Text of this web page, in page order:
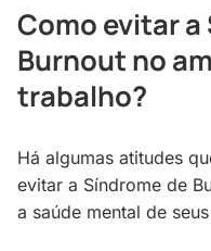
Como evitar
Burnout no
trabalho?
Há algumas atitudes
evitar a Síndrome de
a saúde mental de